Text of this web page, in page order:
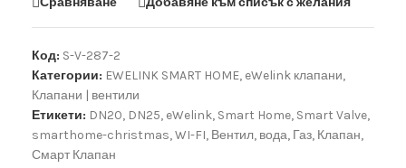
Код: S-V-287-2
Категории: EWELINK SMART HOME, eWelink клапани,
Клапани | вентили
Етикети: DN20, DN25, eWelink, Smart Home, Smart Valve,
smarthome-christmas,WI-FI, Вентил, вода, Газ, Клапан,
Смарт Клапан